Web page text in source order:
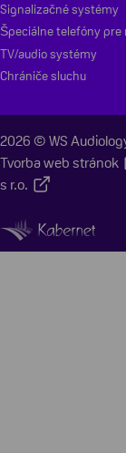
Signalizačné systémy
Špeciálne telefóny pre
TV/audio systémy
Chrániče sluchu
2026 © WS
Tvorba web stránok
s r.o.